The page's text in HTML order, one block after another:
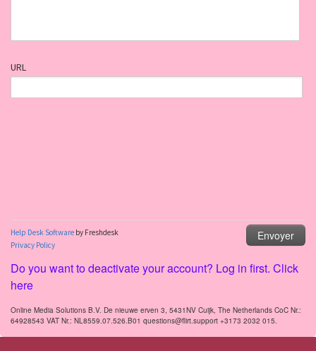
Do you want to deactivate your account? Log in first. Click
here
Online Media Solutions B.V. De nieuwe erven 3, 5431NV Cuijk, The Netherlands CoC Nr.:
64928543 VAT Nr.: NL8559.07.526.B01 questions@flirt.support +3173 2032 015.